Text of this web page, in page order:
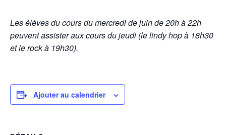
Les élèves du cours du mercredi de juin de 20h à 22h
peuvent assister aux cours du jeudi (le lindy hop à 18h30
et le rock à 19h30).
Ajouter au calendrier